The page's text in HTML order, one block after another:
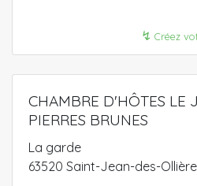
↯ Créez
CHAMBRE D'HÔTES LE
PIERRES BRUNES
La garde
63520 Saint-Jean-des-